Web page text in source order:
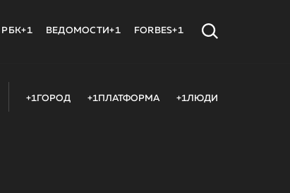
РБК+1 ВЕДОМОСТИ+1 FORBES+1
+1ГОРОД +1ПЛАТФОРМА +1ЛЮДИ